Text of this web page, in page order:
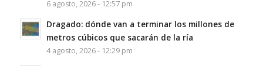
6 agosto, 2026 - 12:57 pm
Dragado: dónde van a terminar los millones de
metros cúbicos que sacarán de la ría
4 agosto, 2026 - 12:29 pm